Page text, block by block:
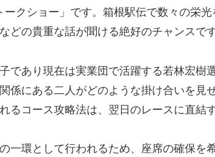
ークショー」です。箱根駅伝で数々の栄
どの貴重な話が聞ける絶好のチャンスです
であり現在は実業団で活躍する若林宏樹
係にある二人がどのような掛け合いを見
るコース攻略法は、翌日のレースに直結
一環として行われるため、座席の確保を